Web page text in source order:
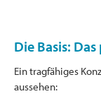
Die Basis:
Ein tragfähiges
aussehen: